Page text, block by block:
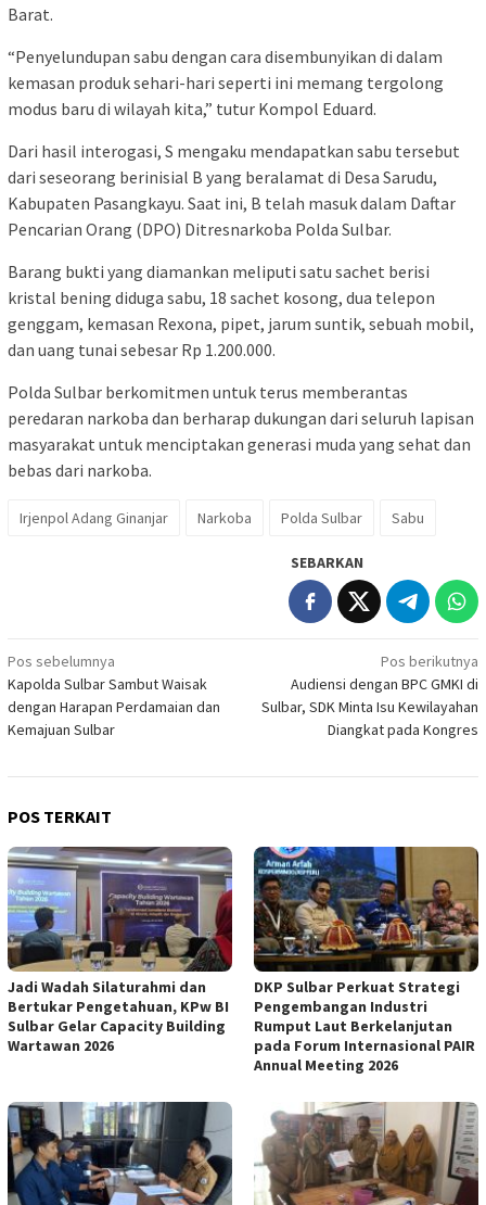
Barat.
“Penyelundupan sabu dengan cara disembunyikan di dalam
kemasan produk sehari-hari seperti ini memang tergolong
modus baru di wilayah kita,” tutur Kompol Eduard.
Dari hasil interogasi, S mengaku mendapatkan sabu tersebut
dari seseorang berinisial B yang beralamat di Desa Sarudu,
Kabupaten Pasangkayu. Saat ini, B telah masuk dalam Daftar
Pencarian Orang (DPO) Ditresnarkoba Polda Sulbar.
Barang bukti yang diamankan meliputi satu sachet berisi
kristal bening diduga sabu, 18 sachet kosong, dua telepon
genggam, kemasan Rexona, pipet, jarum suntik, sebuah mobil,
dan uang tunai sebesar Rp 1.200.000.
Polda Sulbar berkomitmen untuk terus memberantas
peredaran narkoba dan berharap dukungan dari seluruh lapisan
masyarakat untuk menciptakan generasi muda yang sehat dan
bebas dari narkoba.
Irjenpol Adang Ginanjar Narkoba Polda Sulbar Sabu
SEBARKAN
Navigasi
pos
Pos sebelumnya
Kapolda Sulbar Sambut Waisak
dengan Harapan Perdamaian dan
Kemajuan Sulbar
Pos berikutnya
Audiensi dengan BPC GMKI di
Sulbar, SDK Minta Isu Kewilayahan
Diangkat pada Kongres
POS TERKAIT
Jadi Wadah Silaturahmi dan
Bertukar Pengetahuan, KPw BI
Sulbar Gelar Capacity Building
Wartawan 2026
DKP Sulbar Perkuat Strategi
Pengembangan Industri
Rumput Laut Berkelanjutan
pada Forum Internasional PAIR
Annual Meeting 2026